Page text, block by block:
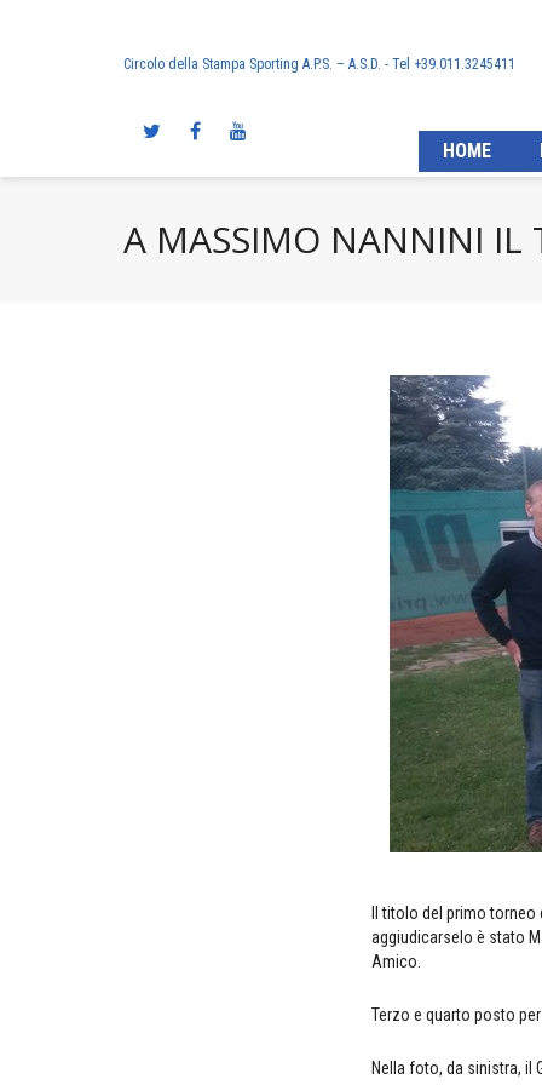
Circolo della Stampa Sporting A.P.S. – A.S.D. - Tel +39.011.3245411
HOME
A MASSIMO NANNINI IL
Il titolo del primo
aggiudicarselo è stato
Amico.
Terzo e quarto posto
Nella foto, da sinistra, il